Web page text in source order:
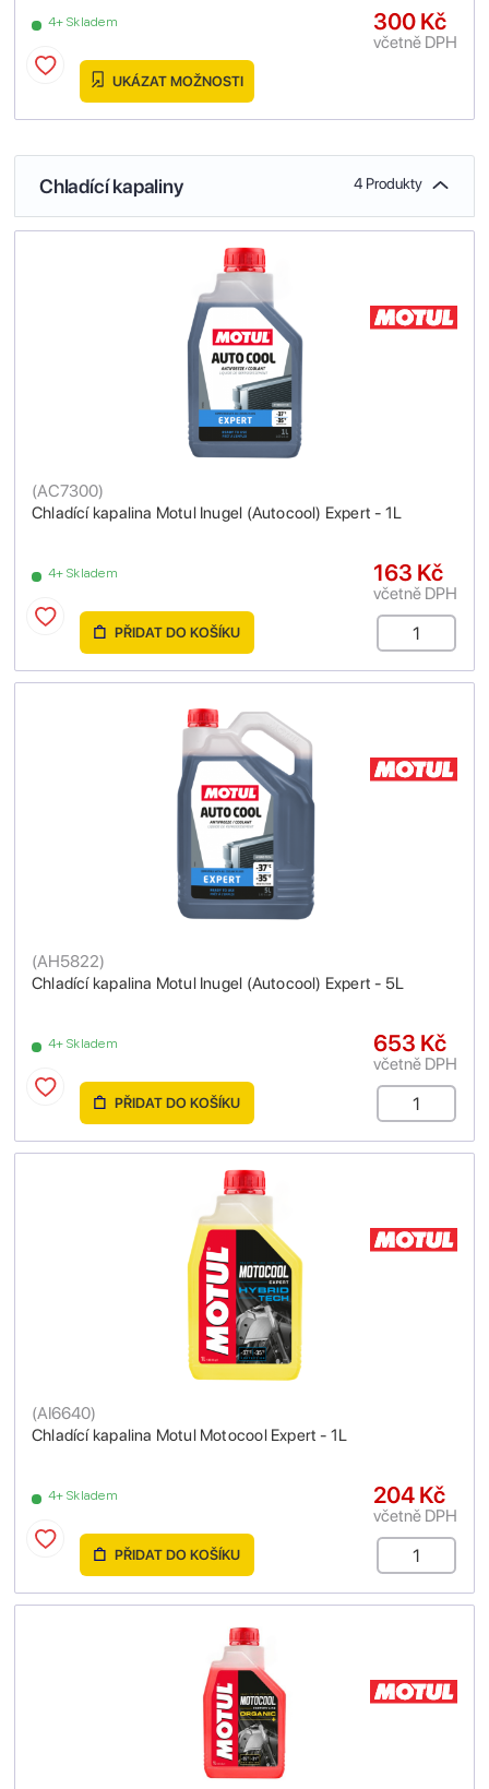
4+ Skladem 300 Kč
včetně DPH
UKÁZAT MOŽNOSTI
Chladící kapaliny 4 Produkty
Chladící kapalina Motul Inugel (Autocool) Expert - 1L
(AC7300)
4+ Skladem 163 Kč
včetně DPH
PŘIDAT DO KOŠÍKU
Chladící kapalina Motul Inugel (Autocool) Expert - 5L
(AH5822)
4+ Skladem 653 Kč
včetně DPH
PŘIDAT DO KOŠÍKU
Chladící kapalina Motul Motocool Expert - 1L
(AI6640)
4+ Skladem 204 Kč
včetně DPH
PŘIDAT DO KOŠÍKU